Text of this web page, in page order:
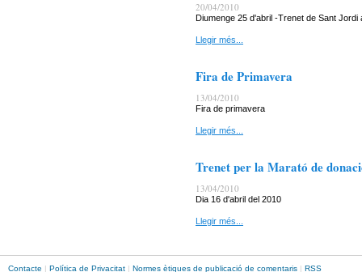
20/04/2010
Diumenge 25 d'abril -Trenet de Sant Jordi
Llegir més...
Fira de Primavera
13/04/2010
Fira de primavera
Llegir més...
Trenet per la Marató de
13/04/2010
Dia 16 d'abril del 2010
Llegir més...
Contacte | Política de Privacitat | Normes ètiques de publicació de comentaris | RSS